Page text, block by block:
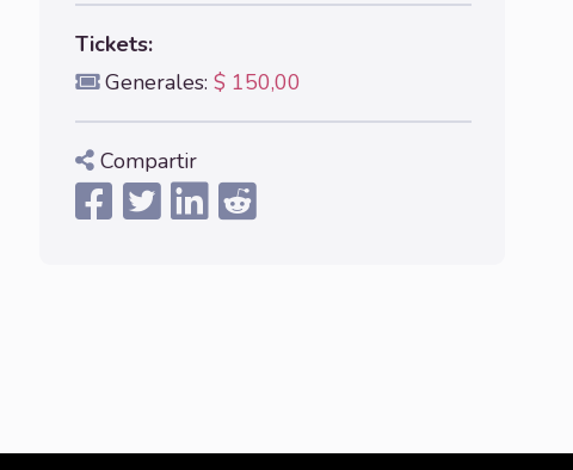
Tickets:
Generales: $ 150,00
Compartir